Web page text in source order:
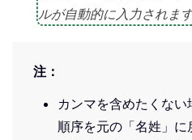
ルが自動的に入力されます
注：
カンマを含めたくな
順序を元の「名姓」に